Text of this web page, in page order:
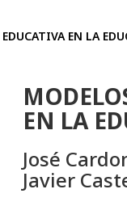
EN LA
EN LA
José
Javier